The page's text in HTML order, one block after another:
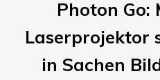
Photon Go:
Laserprojektor
in Sachen